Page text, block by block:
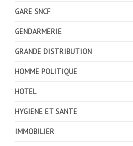
GARE SNCF
GENDARMERIE
GRANDE DISTRIBUTION
HOMME POLITIQUE
HOTEL
HYGIENE ET SANTE
IMMOBILIER